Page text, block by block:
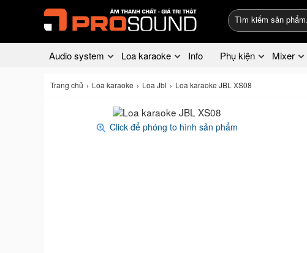
Audio system Loa karaoke Info Phụ kiện Mixer
Trang chủ Loa karaoke Loa Jbl Loa karaoke JBL XS08
Click để phóng to hình sản phẩm